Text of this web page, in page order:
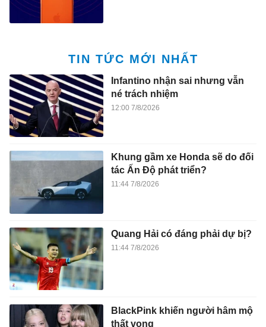
TIN TỨC MỚI NHẤT
Infantino nhận sai nhưng vẫn
né trách nhiệm
12:00 7/8/2026
Khung gầm xe Honda sẽ do đối
tác Ấn Độ phát triển?
11:44 7/8/2026
Quang Hải có đáng phải dự bị?
11:44 7/8/2026
BlackPink khiến người hâm mộ
thất vọng